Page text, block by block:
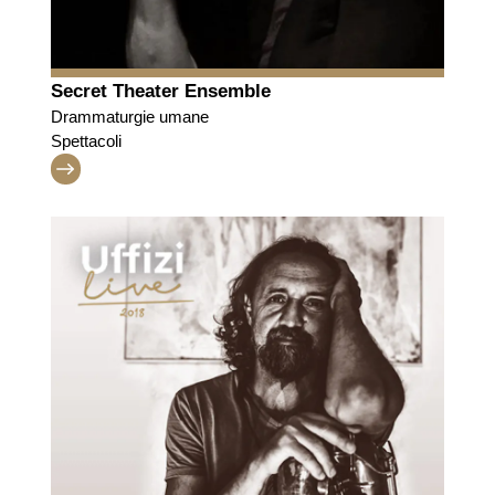
Secret Theater Ensemble
Drammaturgie umane
Spettacoli